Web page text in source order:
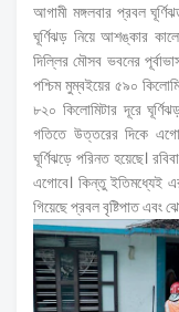
আগামী মঙ্গলবার প্রবল
ঘূর্ণিঝড় নিয়ে আশঙ্কার
দিল্লির মৌসব ভবনের
পশ্চিম মুম্বইয়ের ৫৯০
৮২০ কিলোমিটার দূরে
গতিতে উত্তরের দিকে
ঘূর্ণিঝড়ে পরিনত হয়েছে।
এগোবে। কিন্তু ইতিমধ্যেই
গিয়েছে প্রবল বৃষ্টিপাত এবং